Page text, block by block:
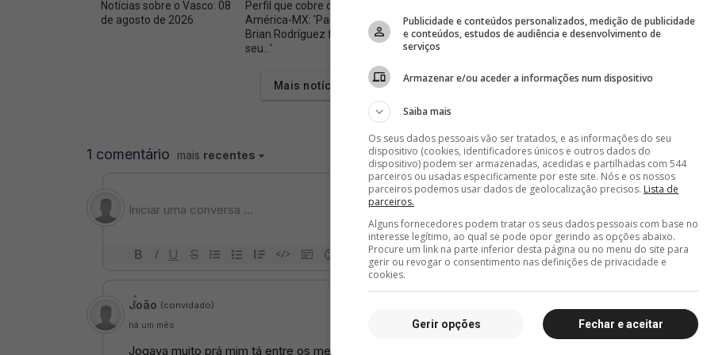
Notícias sobre o Vasco: 08
de agosto de 2026
Perfil que cobre o
América-MX: 'Parece que
Brian Rodríguez fará
seu...'
música brasileira e 'imita'
sotaque carioca; vídeo
confiança e deve repetir
formação do último jogo
Ex-
deve
Mais notícias
Publicidade e conteúdos personalizados, medição de publicidade
e conteúdos, estudos de audiência e desenvolvimento de
serviços
Armazenar e/ou aceder a informações num dispositivo
Saiba mais
Os seus dados pessoais vão ser tratados, e as informações do seu
dispositivo (cookies, identificadores únicos e outros dados do
dispositivo) podem ser armazenadas, acedidas e partilhadas com 544
parceiros ou usadas especificamente por este site. Nós e os nossos
parceiros podemos usar dados de geolocalização precisos. Lista de
parceiros.
Alguns fornecedores podem tratar os seus dados pessoais com base no
interesse legítimo, ao qual se pode opor gerindo as opções abaixo.
Procure um link na parte inferior desta página ou no menu do site para
gerir ou revogar o consentimento nas definições de privacidade e
cookies.
Fechar e aceitar
Gerir opções